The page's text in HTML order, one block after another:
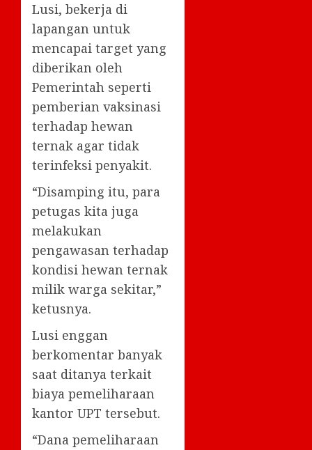
Lusi, bekerja di
lapangan untuk
mencapai target yang
diberikan oleh
Pemerintah seperti
pemberian vaksinasi
terhadap hewan
ternak agar tidak
terinfeksi penyakit.
“Disamping itu, para
petugas kita juga
melakukan
pengawasan terhadap
kondisi hewan ternak
milik warga sekitar,”
ketusnya.
Lusi enggan
berkomentar banyak
saat ditanya terkait
biaya pemeliharaan
kantor UPT tersebut.
“Dana pemeliharaan